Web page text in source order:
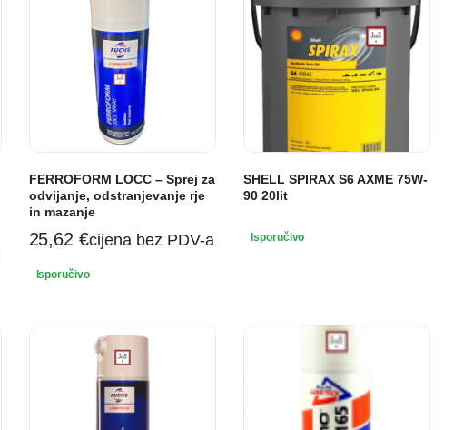
FERROFORM LOCC – Sprej za
odvijanje, odstranjevanje rje
in mazanje
25,62€cijena bez PDV-a
Isporučivo
SHELL SPIRAX S6 AXME 75W-
90 20lit
Isporučivo